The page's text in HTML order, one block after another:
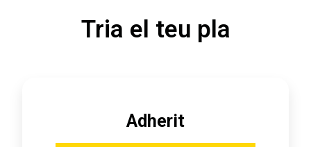
Tria el teu pla
Adherit